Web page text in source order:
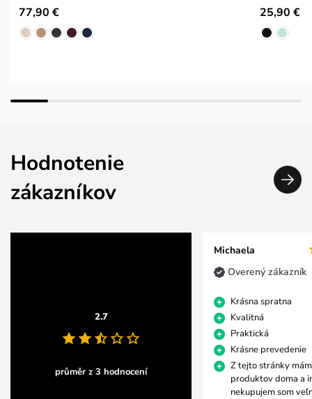
77,90 € 25,90 €
Hodnotenie
zákazníkov
2.7
průměr z 3 hodnocení
Michaela
Overený zákazník
Krásna spratna
Kvalitná
Praktická
Krásne prevedenie
Z tejto stránky
produktov doma a
nekupujem som